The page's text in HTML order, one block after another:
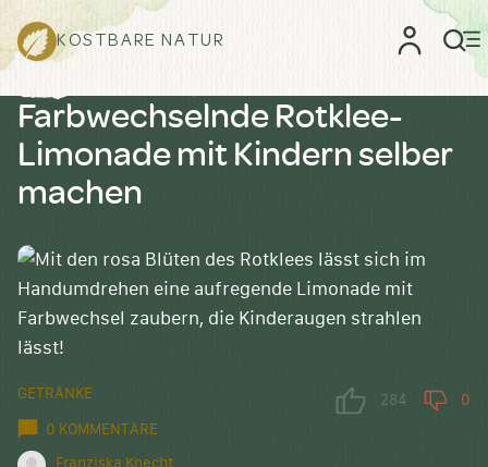
KOSTBARE NATUR
Farbwechselnde Rotklee-
Limonade mit Kindern selber
machen
GETRÄNKE
0 KOMMENTARE
284 0